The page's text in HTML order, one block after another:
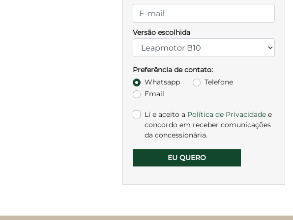
Versão escolhida
Preferência de contato:
Whatsapp
Telefone
Email
Li e aceito a Política de Privacidade e
concordo em receber comunicações
da concessionária.
EU QUERO